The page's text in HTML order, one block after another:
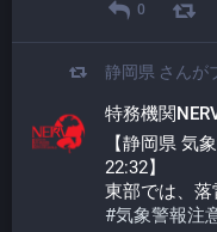
0
静岡県 さんが
特務機関
【静岡県 気
22:32】
東部では、落
#気象警報注